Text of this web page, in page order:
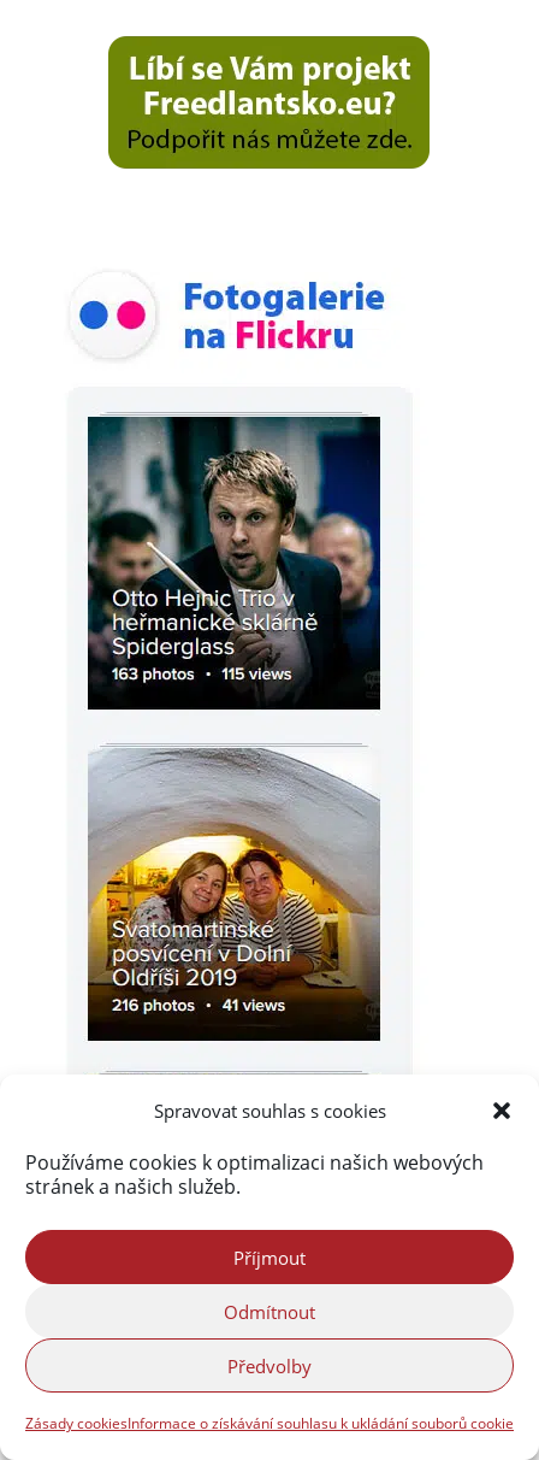
Spravovat souhlas s cookies
Používáme cookies k optimalizaci našich webových
stránek a našich služeb.
Příjmout
Odmítnout
Předvolby
Zásady cookiesInformace o získávání souhlasu k ukládání souborů cookie